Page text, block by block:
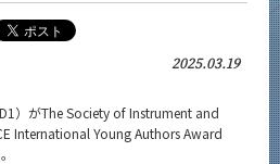
2025.03.19
）がThe Society of Instrument and
International Young Authors Award